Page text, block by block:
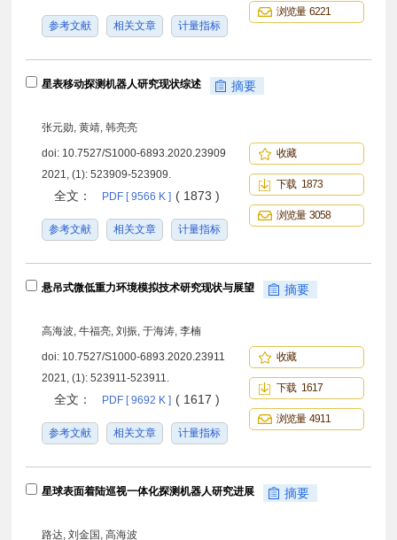
参考文献 相关文章 计量指标
浏览量 6221
星表移动探测机器人研究现状综述 摘要
张元勋, 黄靖, 韩亮亮
doi: 10.7527/S1000-6893.2020.23909
2021, (1): 523909-523909.
全文： PDF [ 9566 K ] ( 1873 )
参考文献 相关文章 计量指标
收藏
下载 1873
浏览量 3058
悬吊式微低重力环境模拟技术研究现状与展望 摘要
高海波, 牛福亮, 刘振, 于海涛, 李楠
doi: 10.7527/S1000-6893.2020.23911
2021, (1): 523911-523911.
全文： PDF [ 9692 K ] ( 1617 )
参考文献 相关文章 计量指标
收藏
下载 1617
浏览量 4911
星球表面着陆巡视一体化探测机器人研究进展 摘要
路达, 刘金国, 高海波